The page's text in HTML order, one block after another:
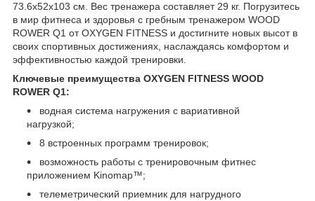
73.6x52x103 см. Вес тренажера составляет 29 кг. Погрузитесь
в мир фитнеса и здоровья с гребным тренажером WOOD
ROWER Q1 от OXYGEN FITNESS и достигните новых высот в
своих спортивных достижениях, наслаждаясь комфортом и
эффективностью каждой тренировки.
Ключевые преимущества OXYGEN FITNESS WOOD
ROWER Q1:
водная система нагружения с вариативной
нагрузкой;
8 встроенных программ тренировок;
возможность работы с тренировочным фитнес
приложением Kinomap™;
телеметрический приемник для нагрудного